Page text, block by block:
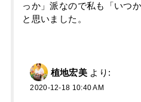
っか」派なので私も「いつ
と思いました。
植地宏美 より:
2020-12-18 10:40 AM